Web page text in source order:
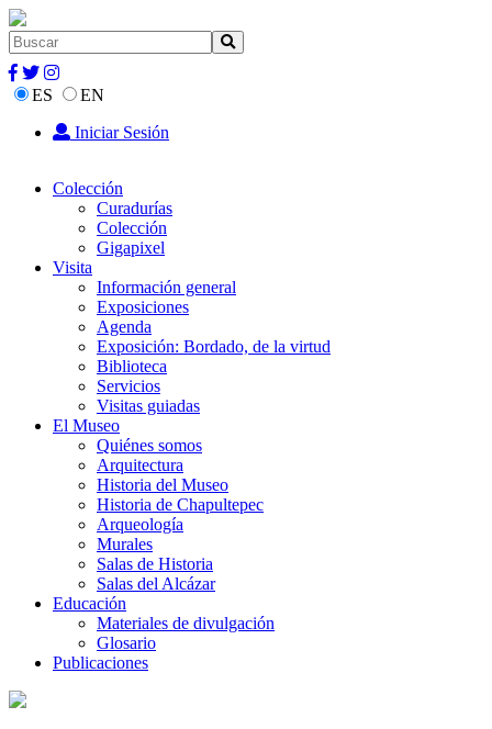
ES
EN
Iniciar Sesión
Colección
Curadurías
Colección
Gigapixel
Visita
Información general
Exposiciones
Agenda
Exposición: Bordado, de la virtud
Biblioteca
Servicios
Visitas guiadas
El Museo
Quiénes somos
Arquitectura
Historia del Museo
Historia de Chapultepec
Arqueología
Murales
Salas de Historia
Salas del Alcázar
Educación
Materiales de divulgación
Glosario
Publicaciones